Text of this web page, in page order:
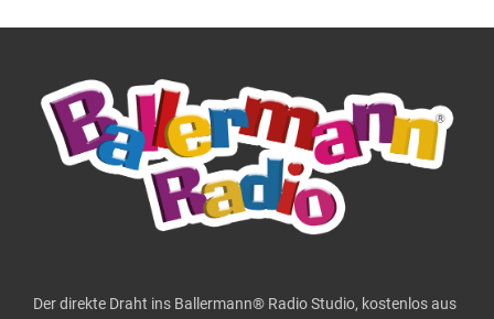
Der direkte Draht ins Ballermann® Radio Studio, kostenlos aus